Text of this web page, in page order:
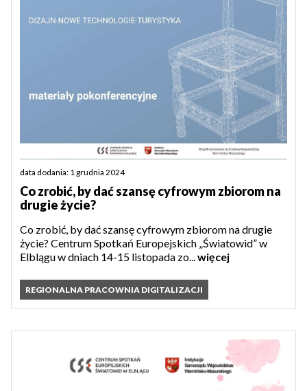
data dodania: 1 grudnia 2024
Co zrobić, by dać szansę cyfrowym zbiorom na
drugie życie?
Co zrobić, by dać szansę cyfrowym zbiorom na drugie
życie? Centrum Spotkań Europejskich „Światowid” w
Elblągu w dniach 14-15 listopada zo... więcej
REGIONALNA PRACOWNIA DIGITALIZACJI